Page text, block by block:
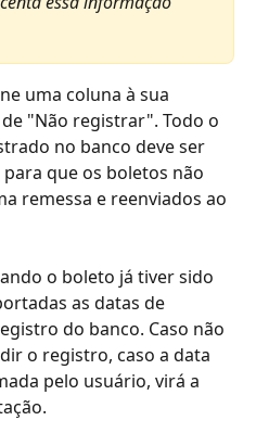
uma coluna à sua
"Não registrar". Todo o
no banco deve ser
que os boletos não
remessa e reenviados ao
o boleto já tiver sido
as datas de
do banco. Caso não
o registro, caso a data
pelo usuário, virá a